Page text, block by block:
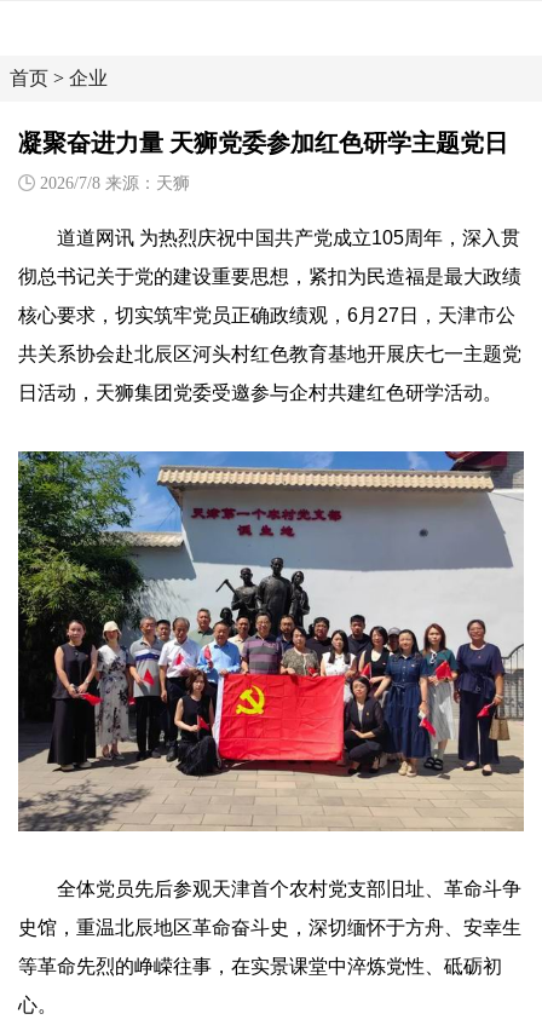
首页 > 企业
凝聚奋进力量 天狮党委参加红色研学主题党日
2026/7/8 来源：天狮
道道网讯 为热烈庆祝中国共产党成立105周年，深入贯
彻总书记关于党的建设重要思想，紧扣为民造福是最大政绩
核心要求，切实筑牢党员正确政绩观，6月27日，天津市公
共关系协会赴北辰区河头村红色教育基地开展庆七一主题党
日活动，天狮集团党委受邀参与企村共建红色研学活动。
全体党员先后参观天津首个农村党支部旧址、革命斗争
史馆，重温北辰地区革命奋斗史，深切缅怀于方舟、安幸生
等革命先烈的峥嵘往事，在实景课堂中淬炼党性、砥砺初
心。